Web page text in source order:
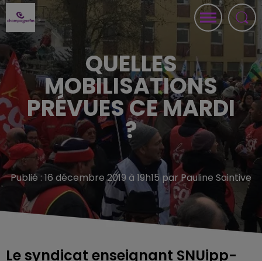
QUELLES
MOBILISATIONS
PRÉVUES CE MARDI
?
Publié : 16 décembre 2019 à 19h15 par Pauline Saintive
Le syndicat enseignant SNUipp-